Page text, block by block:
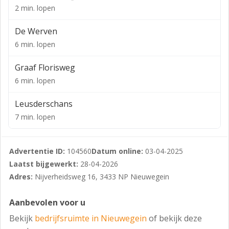
met antraciet grijze stalen sandwichpanelen. De vrije
meter.
Het kantoorgedeelte met een zelfstandige entree
wordt voorzien van een transparante gevel. Het is
verdeeld over twee bouwlagen en wordt op een
hoogwaardig niveau afgewerkt.
Aan de westgevel wordt het huidige benzinestation
geïntegreerd in het bedrijfsgebouw.
eventuele aanvullende eisen en wensen voor uw
huisvesting.
BEREIKBAARHEID
Eigen vervoer:
Nieuwegein is dankzij de centrale ligging in het laden,
2 min. lopen
De Werven
6 min. lopen
Graaf Florisweg
6 min. lopen
Leusderschans
7 min. lopen
Advertentie ID: 104560Datum online: 03-04-2025
Laatst bijgewerkt: 28-04-2026
Adres: Nijverheidsweg 16, 3433 NP Nieuwegein
Aanbevolen voor u
Bekijk bedrijfsruimte in Nieuwegein of bekijk deze